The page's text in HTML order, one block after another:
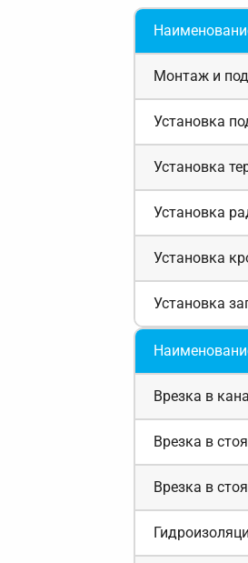
Монтаж и
Установка
Установка
Установка
Установка
Установка
Врезка в
Врезка в
Врезка в